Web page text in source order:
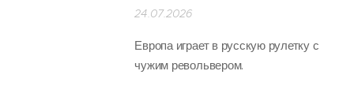
24.07.2026
Европа играет в русскую рулетку с
чужим револьвером.